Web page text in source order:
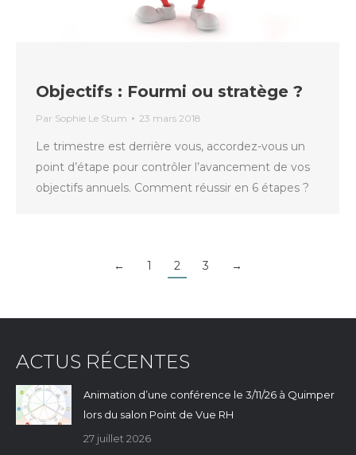
Objectifs : Fourmi ou stratège ?
Par Sophie Le Stum 23 mars 2018
Le trimestre est derrière vous, accordez-vous un
point d’étape pour contrôler l’avancement de vos
objectifs annuels. Comment réussir en 6 étapes ?
← 1 2 3 →
ACTUS RÉCENTES
Animation d’une conférence le 3/11/26 à Quimper
lors du salon Point de Vue RH
27 juillet 2026